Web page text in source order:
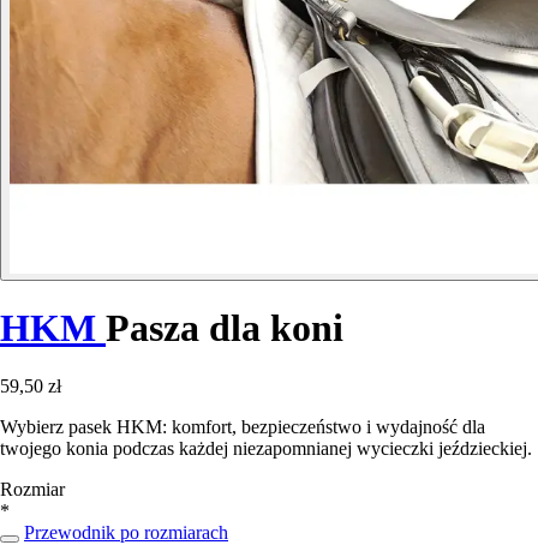
HKM Pasza dla koni
59,50 zł
Wybierz pasek HKM: komfort, bezpieczeństwo i wydajność dla
twojego konia podczas każdej niezapomnianej wycieczki jeździeckiej.
Rozmiar
*
Przewodnik po rozmiarach